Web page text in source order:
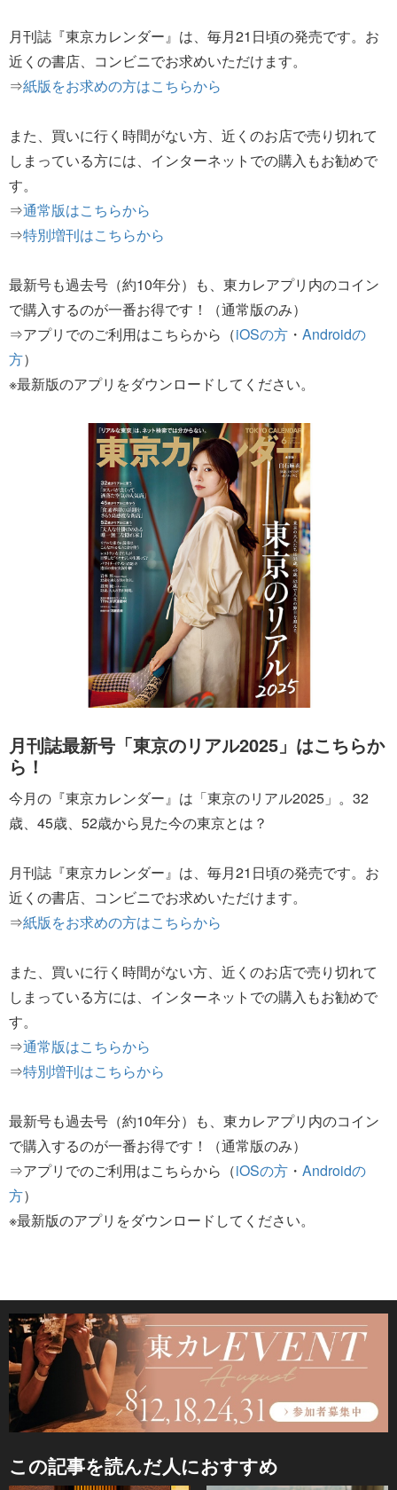
月刊誌『東京カレンダー』は、毎月21日頃の発売です。お
近くの書店、コンビニでお求めいただけます。
⇒紙版をお求めの方はこちらから
また、買いに行く時間がない方、近くのお店で売り切れて
しまっている方には、インターネットでの購入もお勧めで
す。
⇒通常版はこちらから
⇒特別増刊はこちらから
最新号も過去号（約10年分）も、東カレアプリ内のコイン
で購入するのが一番お得です！（通常版のみ）
⇒アプリでのご利用はこちらから（iOSの方 ・ Androidの
方）
※最新版のアプリをダウンロードしてください。
月刊誌最新号「東京のリアル2025」はこちらか
ら！
今月の『東京カレンダー』は「東京のリアル2025」。32
歳、45歳、52歳から見た今の東京とは？
月刊誌『東京カレンダー』は、毎月21日頃の発売です。お
近くの書店、コンビニでお求めいただけます。
⇒紙版をお求めの方はこちらから
また、買いに行く時間がない方、近くのお店で売り切れて
しまっている方には、インターネットでの購入もお勧めで
す。
⇒通常版はこちらから
⇒特別増刊はこちらから
最新号も過去号（約10年分）も、東カレアプリ内のコイン
で購入するのが一番お得です！（通常版のみ）
⇒アプリでのご利用はこちらから（iOSの方 ・ Androidの
方）
※最新版のアプリをダウンロードしてください。
この記事を読んだ人におすすめ